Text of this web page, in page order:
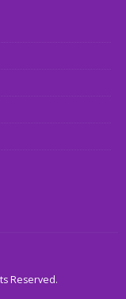
Reserved.